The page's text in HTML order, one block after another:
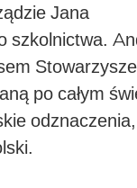
Jana
szkolnictwa.
po całym